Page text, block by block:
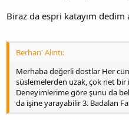
Biraz da espri katayım dedim
Berhan' Alıntı:
Merhaba değerli dostlar Her
süslemelerden uzak, çok net bir
Deneyimlerime göre şunu da
da işine yarayabilir 3. Badalan